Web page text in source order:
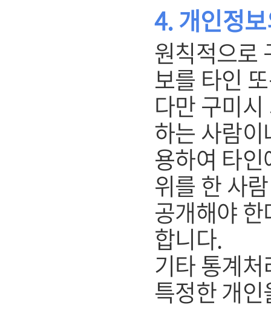
4. 개인정
원칙적으로
보를 타인
다만 구미
하는 사람
용하여 타
위를 한 사
공개해야
합니다.
기타 통계
특정한 개